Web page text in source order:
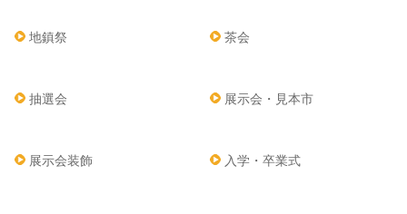
地鎮祭 茶会
抽選会 展示会・見本市
展示会装飾 入学・卒業式